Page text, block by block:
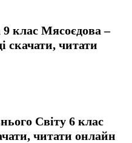
клас Мясоєдова –
скачати, читати
Свiту 6 клас
читати онлайн